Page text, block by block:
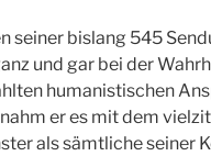
seiner bislang 545
und gar bei der
humanistischen
er es mit dem
als sämtliche seiner